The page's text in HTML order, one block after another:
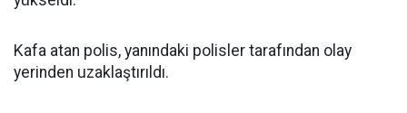
Kafa atan polis, yanındaki polisler tarafından olay
yerinden uzaklaştırıldı.